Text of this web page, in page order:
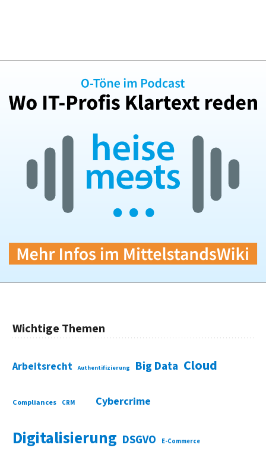
Wichtige Themen
Arbeitsrecht Authentifizierung Big Data Cloud
Compliances CRM Cybercrime
Digitalisierung DSGVO E-Commerce